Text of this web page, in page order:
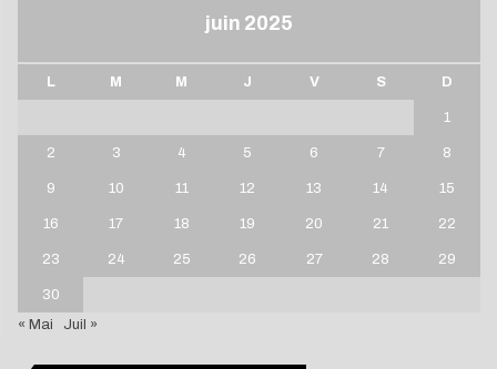
juin 2025
L M M J V S D
1
2 3 4 5 6 7 8
9 10 11 12 13 14 15
16 17 18 19 20 21 22
23 24 25 26 27 28 29
30
« Mai
Juil »